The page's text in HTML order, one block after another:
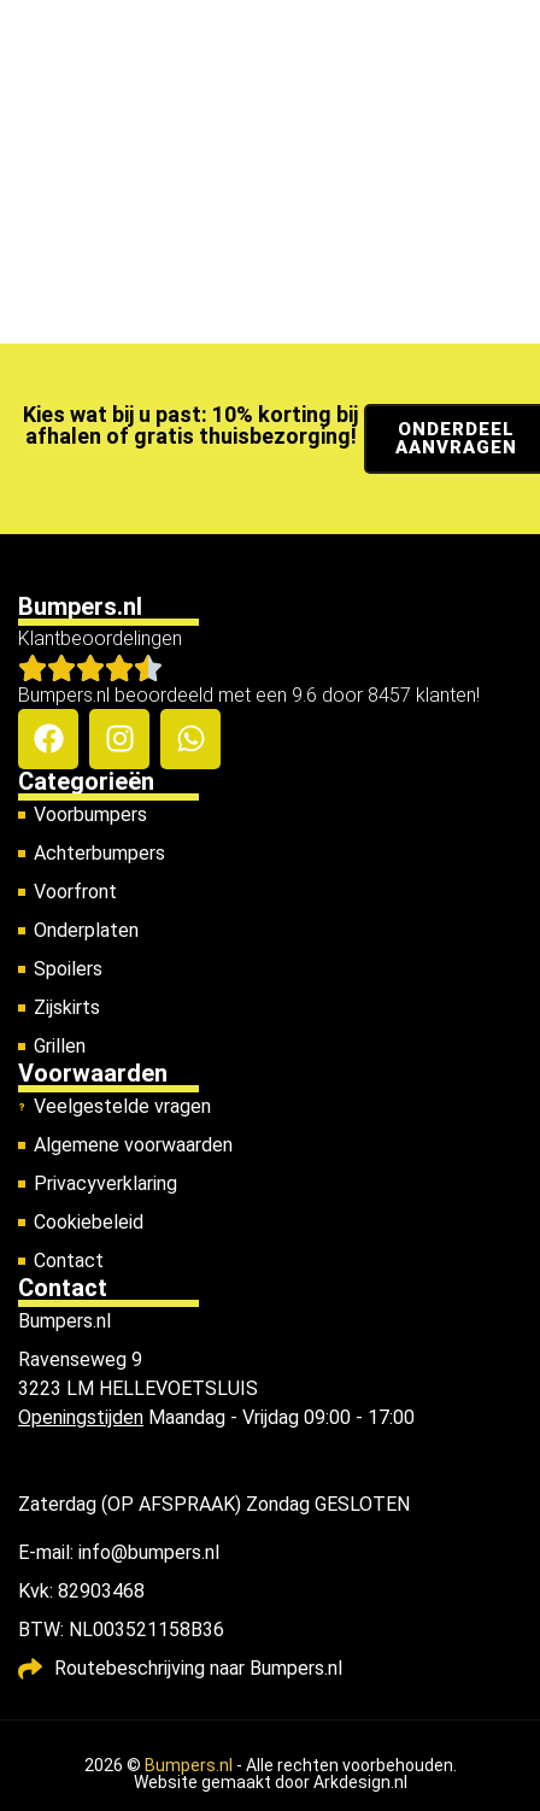
Kies wat bij u past: 10% korting bij
afhalen of gratis thuisbezorging!
ONDERDEEL
AANVRAGEN
Bumpers.nl
Klantbeoordelingen
Bumpers.nl beoordeeld met een 9.6 door 8457 klanten!
Categorieën
Voorbumpers
Achterbumpers
Voorfront
Onderplaten
Spoilers
Zijskirts
Grillen
Voorwaarden
Veelgestelde vragen
Algemene voorwaarden
Privacyverklaring
Cookiebeleid
Contact
Contact
Bumpers.nl
Ravenseweg 9
3223 LM HELLEVOETSLUIS
Openingstijden Maandag - Vrijdag 09:00 - 17:00
Zaterdag (OP AFSPRAAK) Zondag GESLOTEN
E-mail: info@bumpers.nl
Kvk: 82903468
BTW: NL003521158B36
Routebeschrijving naar Bumpers.nl
2026 © Bumpers.nl - Alle rechten voorbehouden.
Website gemaakt doorArkdesign.nl